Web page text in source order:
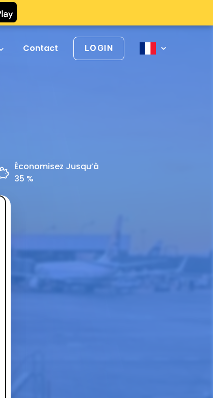
Contact LOGIN
Économisez Jusqu’à
35 %